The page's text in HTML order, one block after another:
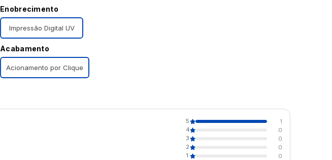
Enobrecimento
Impressão Digital UV
Acabamento
Acionamento por Clique
5
1
4
0
3
0
2
0
1
0